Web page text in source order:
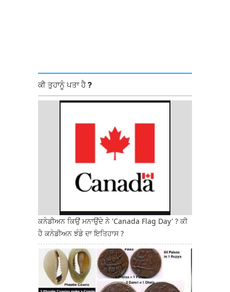
ਕੀ ਤੁਹਾਨੂੰ ਪਤਾ ਹੈ ?
ਕਨੇਡੀਅਨ ਕਿਉਂ ਮਨਾਉਂਦੇ ਨੇ 'Canada Flag Day' ? ਕੀ
ਹੈ ਕਨੇਡੀਅਨ ਝੰਡੇ ਦਾ ਇਤਿਹਾਸ ?